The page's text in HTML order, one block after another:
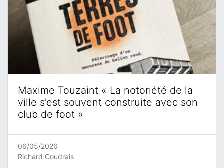
Maxime Touzaint « La notoriété de la
ville s’est souvent construite avec son
club de foot »
06/05/2026
Richard Coudrais